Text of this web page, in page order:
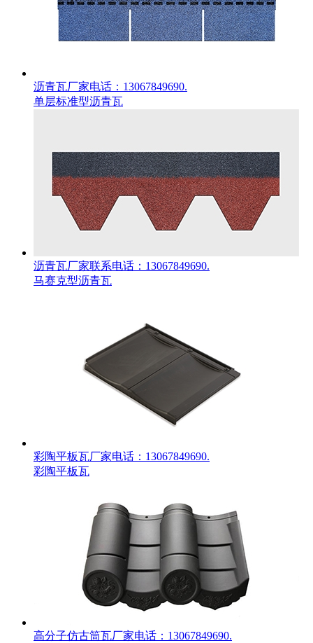
沥青瓦厂家电话：13067849690.
单层标准型沥青瓦
沥青瓦厂家联系电话：13067849690.
马赛克型沥青瓦
彩陶平板瓦厂家电话：13067849690.
彩陶平板瓦
高分子仿古筒瓦厂家电话：13067849690.